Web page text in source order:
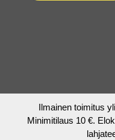
Ilmainen toimitus
Minimitilaus 10 €.